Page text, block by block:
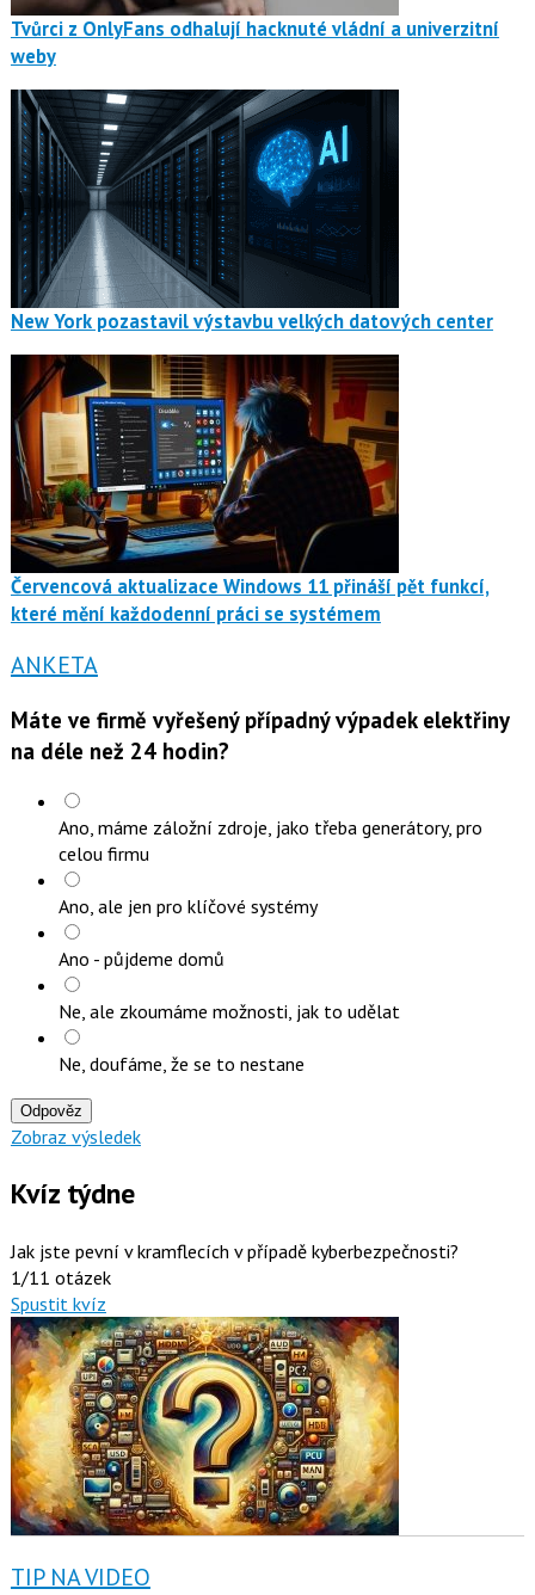
Tvůrci z OnlyFans odhalují hacknuté vládní a univerzitní
weby
New York pozastavil výstavbu velkých datových center
Červencová aktualizace Windows 11 přináší pět funkcí,
které mění každodenní práci se systémem
ANKETA
Máte ve firmě vyřešený případný výpadek elektřiny
na déle než 24 hodin?
Ano, máme záložní zdroje, jako třeba generátory, pro
celou firmu
Ano, ale jen pro klíčové systémy
Ano - půjdeme domů
Ne, ale zkoumáme možnosti, jak to udělat
Ne, doufáme, že se to nestane
Odpověz
Zobraz výsledek
Kvíz týdne
Jak jste pevní v kramflecích v případě kyberbezpečnosti?
1/11 otázek
Spustit kvíz
TIP NA VIDEO